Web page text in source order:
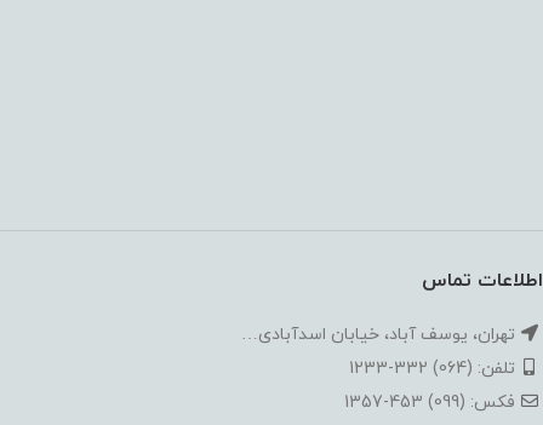
اطلاعات تماس
تهران، یوسف آباد، خیابان اسدآبادی…
تلفن: (064) 332-1233
فکس: (099) 453-1357